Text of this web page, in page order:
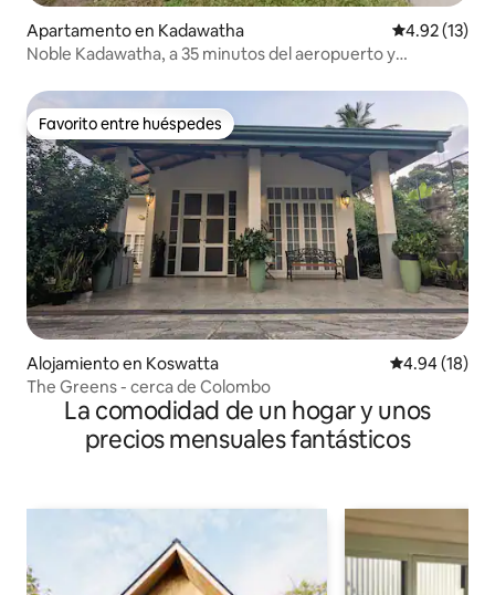
Apartamento en Kadawatha Calificación
4.92 (13)
Noble Kadawatha, a 35 minutos del aeropuerto y
Favorito entre huéspedes
Favorito entre huéspedes
Alojamiento en Koswatta Calificación
4.94 (18)
The Greens - cerca de Colombo
La comodidad de un hogar y unos
precios mensuales fantásticos